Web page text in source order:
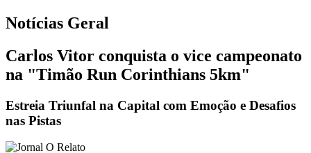
Notícias Geral
Carlos Vitor conquista o vice campeonato
na "Timão Run Corinthians 5km"
Estreia Triunfal na Capital com Emoção e Desafios
nas Pistas